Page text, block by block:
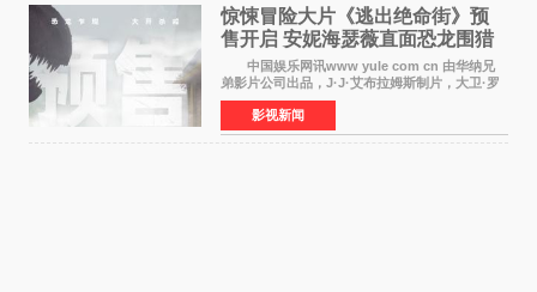
惊悚冒险大片《逃出绝命街》预
售开启 安妮海瑟薇直面恐龙围猎
中国娱乐网讯www yule com cn 由华纳兄
弟影片公司出品，J·J·艾布拉姆斯制片，大卫·罗
伯特·米切尔执导，好莱坞巨星安妮·海瑟薇和伊万
·麦克格雷格领衔主演的2026暑期惊悚冒险大片
《逃出绝
影视新闻